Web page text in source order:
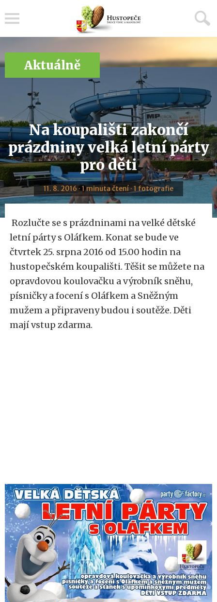
Aktuálně
Na koupališti zakončí
prázdniny velká letní párty
pro děti
11. 8. 2016 · 1 minuta čtení · 1 fotografie
Rozlučte se s prázdninami na velké dětské
letní párty s Oláfkem. Konat se bude ve
čtvrtek 25. srpna 2016 od 15.00 hodin na
hustopečském koupališti. Těšit se můžete na
opravdovou koulovačku a výrobník sněhu,
písničky a focení s Oláfkem a Sněžným
mužem a připraveny budou i soutěže. Děti
mají vstup zdarma.